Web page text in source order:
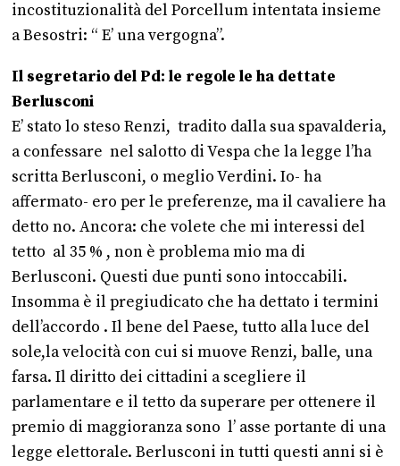
incostituzionalità del Porcellum intentata insieme
a Besostri: “ E’ una vergogna”.
Il segretario del Pd: le regole le ha dettate
Berlusconi
E’ stato lo steso Renzi, tradito dalla sua spavalderia,
a confessare nel salotto di Vespa che la legge l’ha
scritta Berlusconi, o meglio Verdini. Io- ha
affermato- ero per le preferenze, ma il cavaliere ha
detto no. Ancora: che volete che mi interessi del
tetto al 35 % , non è problema mio ma di
Berlusconi. Questi due punti sono intoccabili.
Insomma è il pregiudicato che ha dettato i termini
dell’accordo . Il bene del Paese, tutto alla luce del
sole,la velocità con cui si muove Renzi, balle, una
farsa. Il diritto dei cittadini a scegliere il
parlamentare e il tetto da superare per ottenere il
premio di maggioranza sono l’ asse portante di una
legge elettorale. Berlusconi in tutti questi anni si è